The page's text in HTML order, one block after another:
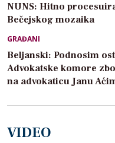
NUNS: Hitno
Bečejskog mozaika
GRAĐANI
Beljanski: Podnosim
Advokatske komore
na advokaticu Janu
VIDEO